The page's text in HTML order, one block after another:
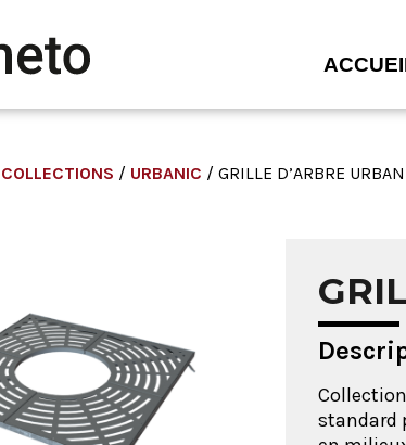
COLLECTIONS / URBANIC / GRILLE D’ARBRE
standard